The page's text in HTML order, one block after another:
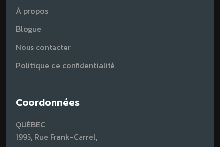
À propos
Blogue
Nous contacter
Politique de confidentialité
Coordonnées
QUÉBEC
1995, Rue Frank-Carrel,